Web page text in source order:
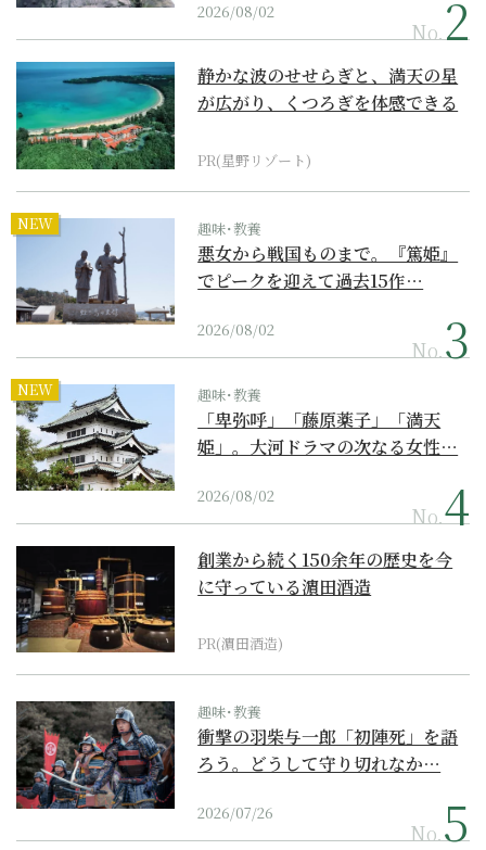
2026/08/02
No.
静かな波のせせらぎと、満天の星
が広がり、くつろぎを体感できる
PR(星野リゾート)
NEW 趣味･教養
悪女から戦国ものまで。『篤姫』
でピークを迎えて過去15作…
2026/08/02
No.
NEW 趣味･教養
「卑弥呼」「藤原薬子」「満天
姫」。大河ドラマの次なる女性…
2026/08/02
No.
創業から続く150余年の歴史を今
に守っている濵田酒造
PR(濵田酒造)
趣味･教養
衝撃の羽柴与一郎「初陣死」を語
ろう。どうして守り切れなか…
2026/07/26
No.